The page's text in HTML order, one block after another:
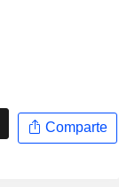
Comparte